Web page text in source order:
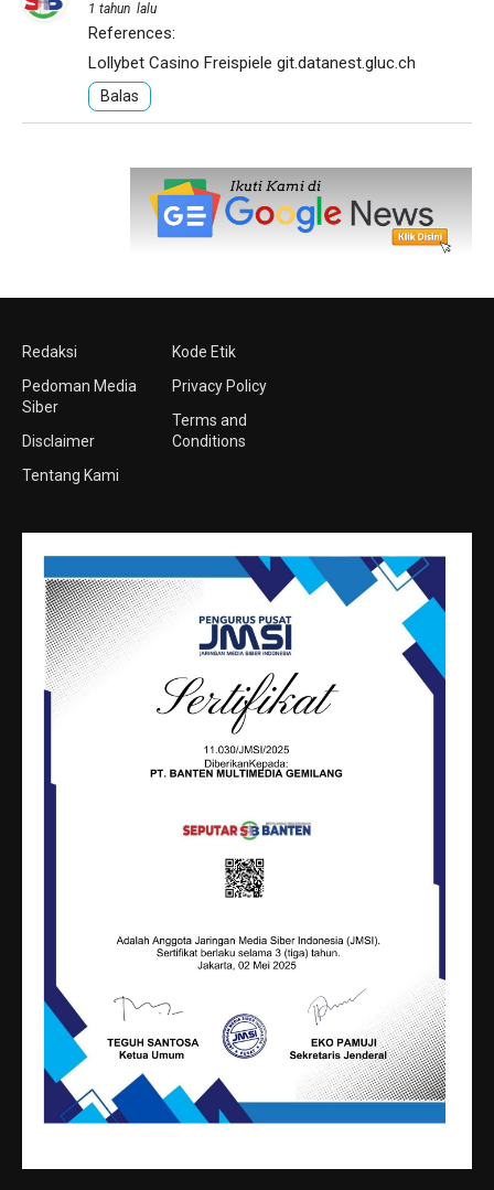
1 tahun lalu
References:
Lollybet Casino Freispiele git.datanest.gluc.ch
Balas
Redaksi
Pedoman Media
Siber
Disclaimer
Tentang Kami
Kode Etik
Privacy Policy
Terms and
Conditions